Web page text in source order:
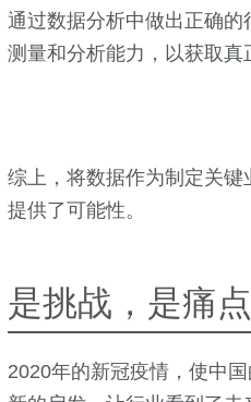
通过数据分析中做出正确的
测量和分析能力，以获取真
综上，将数据作为制定关
提供了可能性。
是挑战，是痛
2020年的新冠疫情，使中